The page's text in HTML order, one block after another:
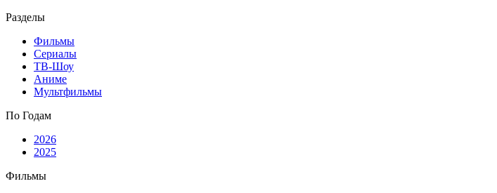
Разделы
Фильмы
Сериалы
ТВ-Шоу
Аниме
Мультфильмы
По Годам
2026
2025
Фильмы